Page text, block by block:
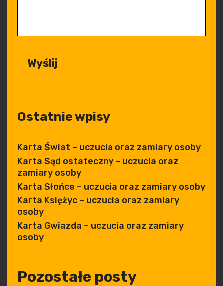
Ostatnie wpisy
Karta Świat – uczucia oraz zamiary osoby
Karta Sąd ostateczny – uczucia oraz
zamiary osoby
Karta Słońce – uczucia oraz zamiary osoby
Karta Księżyc – uczucia oraz zamiary
osoby
Karta Gwiazda – uczucia oraz zamiary
osoby
Pozostałe posty